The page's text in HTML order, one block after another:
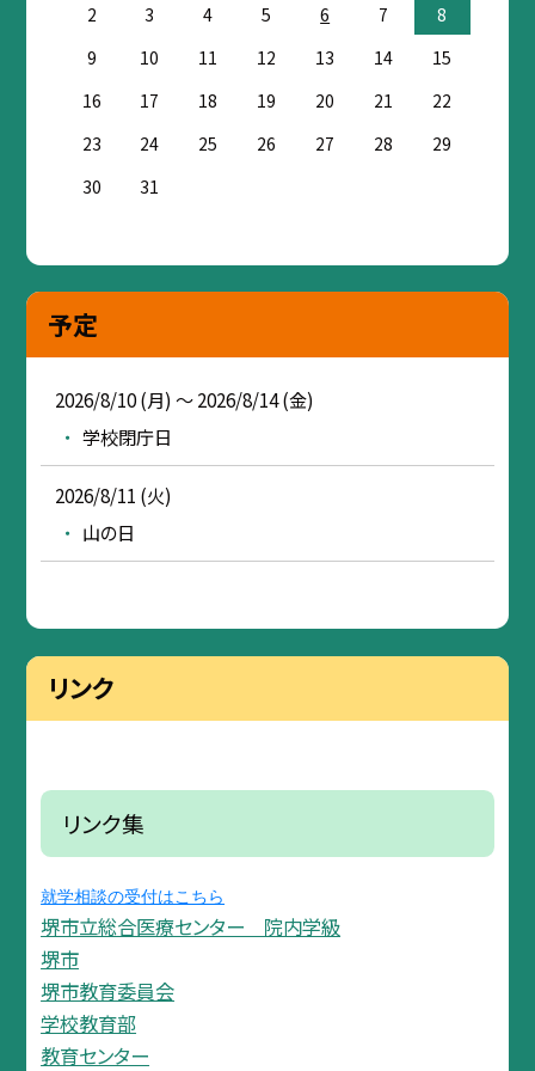
2
3 4 5 6 7
8
9
10 11 12 13 14
15
16
17 18 19 20 21
22
23
24 25 26 27 28
29
30
31
予定
2026/8/10 (月) ～ 2026/8/14 (金)
学校閉庁日
2026/8/11 (火)
山の日
リンク
リンク集
就学相談の受付はこちら
堺市立総合医療センター 院内学級
堺市
堺市教育委員会
学校教育部
教育センター